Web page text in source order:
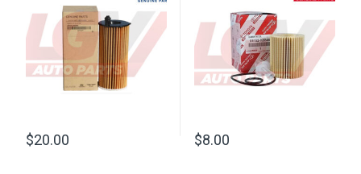
$20.00 $8.00